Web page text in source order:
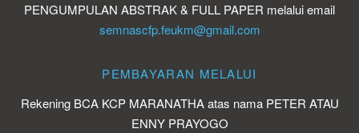
PENGUMPULAN ABSTRAK & FULL PAPER melalui email
semnascfp.feukm@gmail.com
PEMBAYARAN MELALUI
Rekening BCA KCP MARANATHA atas nama PETER ATAU
ENNY PRAYOGO